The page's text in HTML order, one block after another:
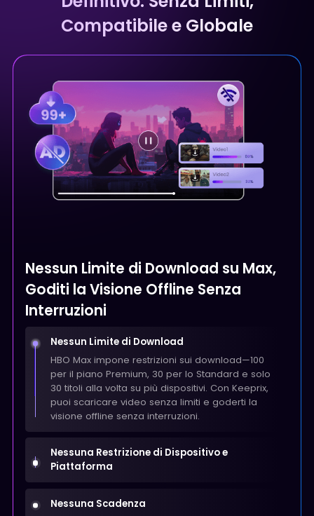
Compatibile e Globale
Nessun Limite di Download su Max,
Goditi la Visione Offline Senza
Interruzioni
Nessun Limite di Download
HBO Max impone restrizioni sui download—100
per il piano Premium, 30 per lo Standard e solo
30 titoli alla volta su più dispositivi. Con Keeprix,
puoi scaricare video senza limiti e goderti la
visione offline senza interruzioni.
Nessuna Restrizione di Dispositivo e
Piattaforma
Nessuna Scadenza